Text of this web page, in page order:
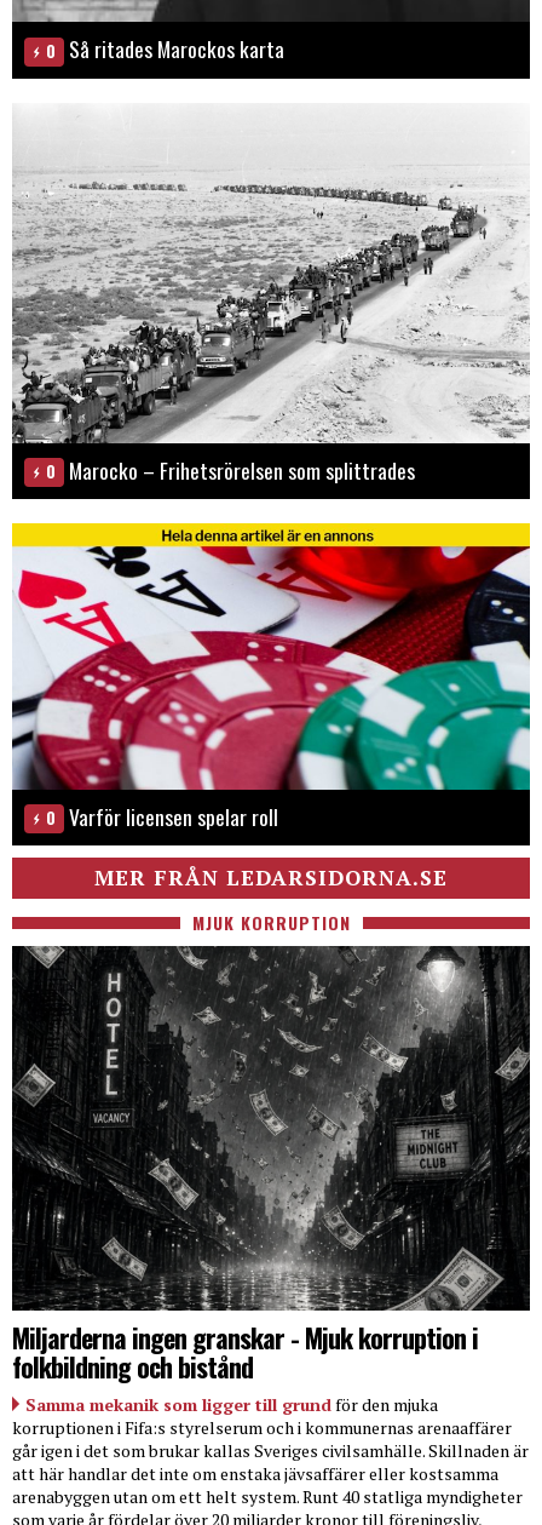
0 Så ritades Marockos karta
0 Marocko – Frihetsrörelsen som splittrades
0 Varför licensen spelar roll
MER FRÅN LEDARSIDORNA.SE
MJUK KORRUPTION
Miljarderna ingen granskar - Mjuk korruption i
folkbildning och bistånd
Samma mekanik som ligger till grundför den mjuka
korruptionen i Fifa:s styrelserum och i kommunernas arenaaffärer
går igen i det som brukar kallas Sveriges civilsamhälle. Skillnaden är
att här handlar det inte om enstaka jävsaffärer eller kostsamma
arenabyggen utan om ett helt system. Runt 40 statliga myndigheter
som varje år fördelar över 20 miljarder kronor till föreningsliv,